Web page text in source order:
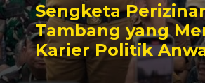
Sengketa
Tambang yang
Karier Politik